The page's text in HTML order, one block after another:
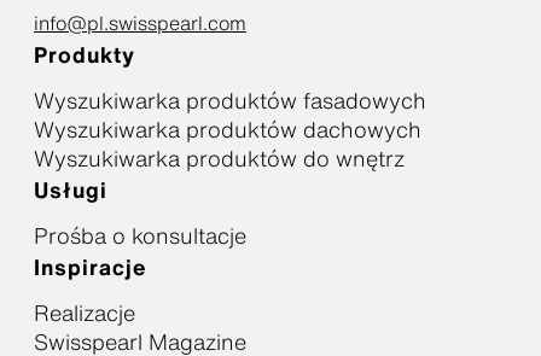
info@pl.swisspearl.com
Produkty
Wyszukiwarka produktów fasadowych
Wyszukiwarka produktów dachowych
Wyszukiwarka produktów do wnętrz
Usługi
Prośba o konsultacje
Inspiracje
Realizacje
Swisspearl Magazine